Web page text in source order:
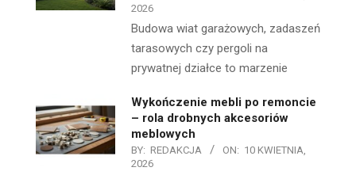
2026
Budowa wiat garażowych, zadaszeń
tarasowych czy pergoli na
prywatnej działce to marzenie
Wykończenie mebli po remoncie
– rola drobnych akcesoriów
meblowych
BY: REDAKCJA ON: 10 KWIETNIA,
2026